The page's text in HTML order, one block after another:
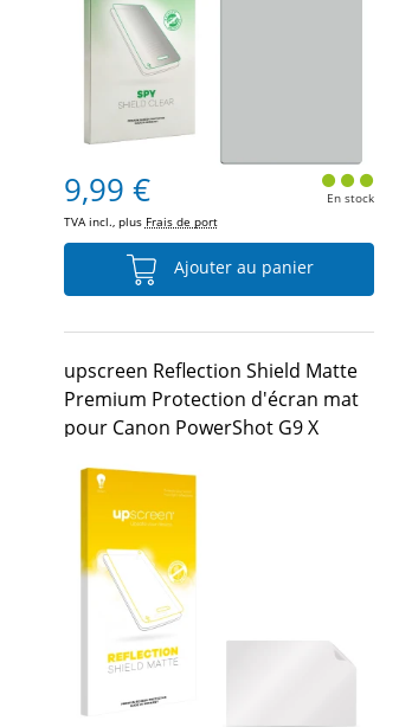
9,99 €
TVA incl., plus Frais de port
En stock
Ajouter au panier
upscreen Reflection Shield Matte
Premium Protection d'écran mat
pour Canon PowerShot G9 X